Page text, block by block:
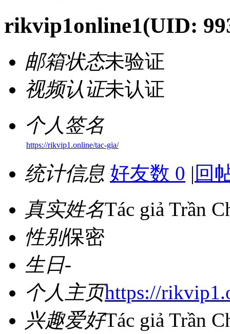
rikvip1online1(UID:
邮箱状态未验证
视频认证未认证
个人签名
https://rikvip1.online/tac-gia/
统计信息 好友数 0 | 回
真实姓名Tác giả Trần
性别保密
生日-
个人主页https://
兴趣爱好Tác giả Trần